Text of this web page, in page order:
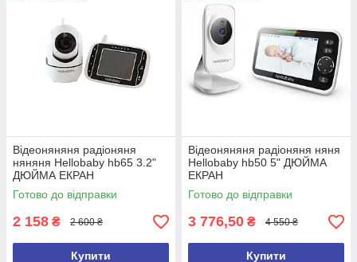
Відеоняняня радіоняня
няняня Hellobaby hb65 3.2"
ДЮЙМА ЕКРАН
Готово до відправки
2 158 ₴ 2 600 ₴
Купити
Відеоняняня радіоняня няня
Hellobaby hb50 5" ДЮЙМА
ЕКРАН
Готово до відправки
3 776,50 ₴ 4 550 ₴
Купити